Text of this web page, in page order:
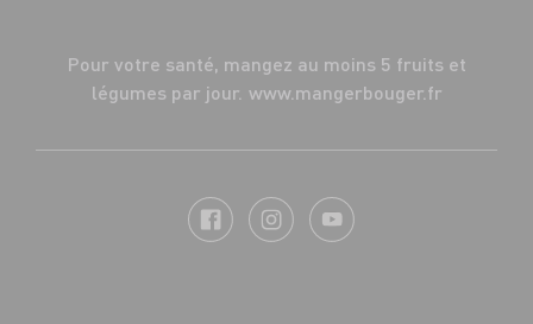
Pour votre santé, mangez au moins 5 fruits et
légumes par jour. www.mangerbouger.fr